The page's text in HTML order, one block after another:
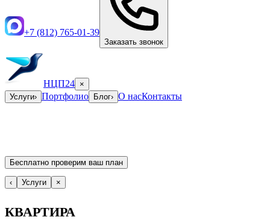
+7 (812) 765-01-39
Заказать звонок
НЦП24 ×
Услуги› Портфолио Блог› О насКонтакты
Бесплатно проверим ваш план
‹ Услуги ×
КВАРТИРА